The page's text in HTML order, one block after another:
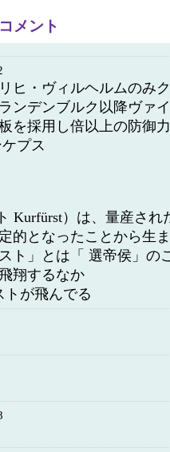
メント
ヒ・ヴィルヘルムのみ
ンデンブルク以降ヴァ
を採用し倍以上の防御
プス
Kurfürst）は、量産され
的となったことから生
ト」とは「 選帝侯」
翔するなか
トが飛んでる